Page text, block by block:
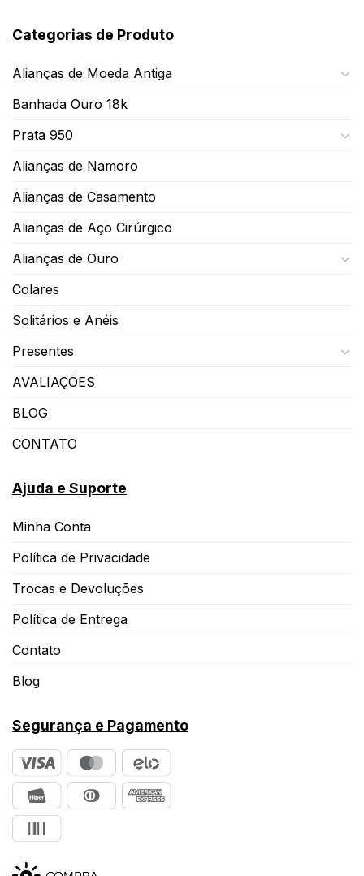
Categorias de Produto
Alianças de Moeda Antiga
Banhada Ouro 18k
Prata 950
Alianças de Namoro
Alianças de Casamento
Alianças de Aço Cirúrgico
Alianças de Ouro
Colares
Solitários e Anéis
Presentes
AVALIAÇÕES
BLOG
CONTATO
Ajuda e Suporte
Minha Conta
Política de Privacidade
Trocas e Devoluções
Política de Entrega
Contato
Blog
Segurança e Pagamento